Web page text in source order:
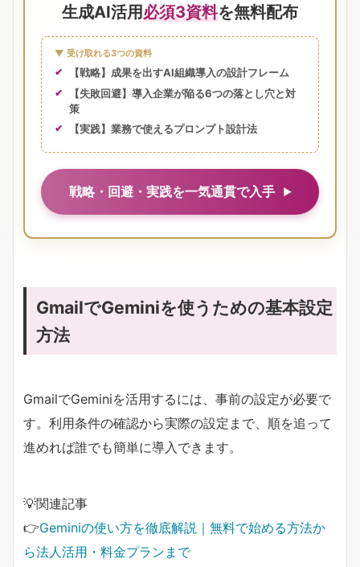
生成AI活用必須3資料を無料配布
▼ 受け取れる3つの資料
【戦略】成果を出すAI組織導入の設計フレーム
【失敗回避】導入企業が陥る6つの落とし穴と対
策
【実践】業務で使えるプロンプト設計法
戦略・回避・実践を一気通貫で入手
GmailでGeminiを使うための基本設定
方法
GmailでGeminiを活用するには、事前の設定が必要で
す。利用条件の確認から実際の設定まで、順を追って
進めれば誰でも簡単に導入できます。
💡関連記事
👉Geminiの使い方を徹底解説｜無料で始める方法か
ら法人活用・料金プランまで